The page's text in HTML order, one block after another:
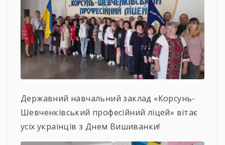
Державний навчальний заклад «Корсунь-
Шевченківський професійний ліцей» вітає
усіх українців з Днем Вишиванки!